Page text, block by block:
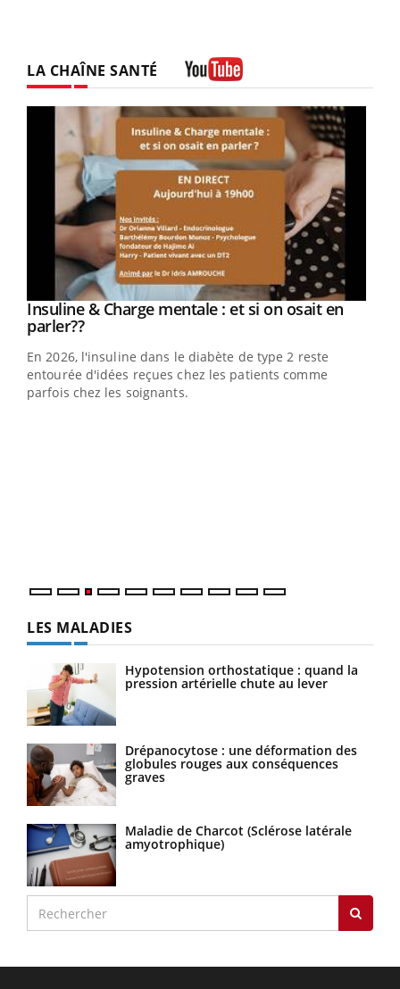
LA CHAÎNE SANTÉ
Youtube
Insuline & Charge mentale : et si on osait en
parler??Youtube
En 2026, l'insuline dans le diabète de type 2 reste
entourée d'idées reçues chez les patients comme
parfois chez les soignants.
LES MALADIES
Hypotension orthostatique : quand la
pression artérielle chute au lever
Drépanocytose : une déformation des
globules rouges aux conséquences
graves
Maladie de Charcot (Sclérose latérale
amyotrophique)